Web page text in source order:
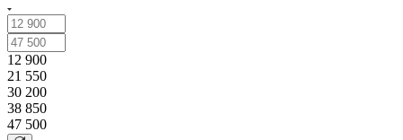
12 900
21 550
30 200
38 850
47 500